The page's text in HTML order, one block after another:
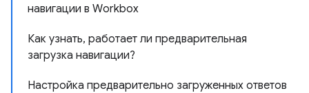
навигации в Workbox
Как узнать, работает ли предварительная
загрузка навигации?
Настройка предварительно загруженных ответов